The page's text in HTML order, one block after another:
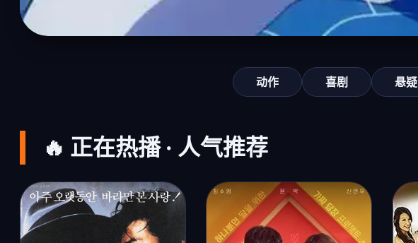
动作 喜剧 悬疑
🔥 正在热播 · 人气推荐